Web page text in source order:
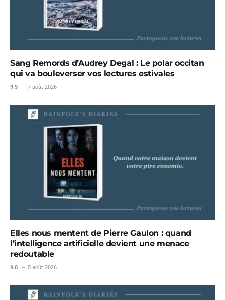
Sang Remords d’Audrey Degal : Le polar occitan
qui va bouleverser vos lectures estivales
9.5 7 août 2026
Elles nous mentent de Pierre Gaulon : quand
l’intelligence artificielle devient une menace
redoutable
9.0 5 août 2026